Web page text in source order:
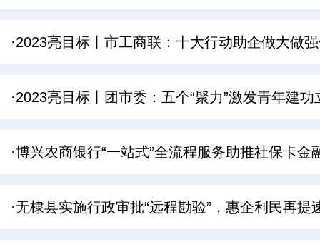
·2023亮目标丨市工商联：十大行动助企做大做
·2023亮目标丨团市委：五个“聚力”激发青年建功
·博兴农商银行“一站式”全流程服务助推社保卡金
·无棣县实施行政审批“远程勘验”，惠企利民再提